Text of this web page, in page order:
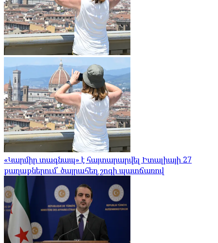
«Կարմիր տագնապ» է հայտարարվել Իտալիայի 27
քաղաքներում՝ ծայրահեղ շոգի պատճառով